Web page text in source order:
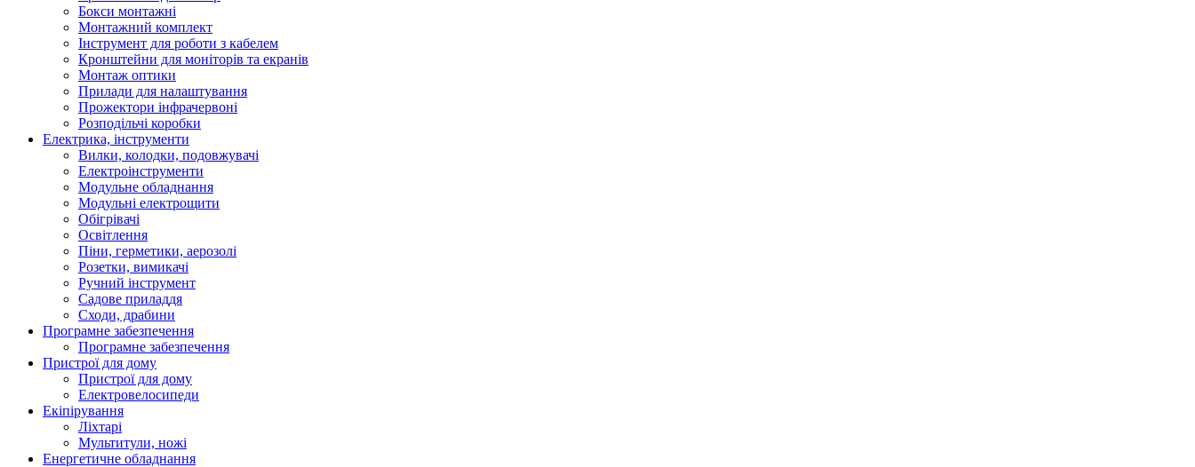
Бокси монтажні
Монтажний комплект
Інструмент для роботи з кабелем
Кронштейни для моніторів та екранів
Монтаж оптики
Прилади для налаштування
Прожектори інфрачервоні
Розподільчі коробки
Електрика, інструменти
Вилки, колодки, подовжувачі
Електроінструменти
Модульне обладнання
Модульні електрощити
Обігрівачі
Освітлення
Піни, герметики, аерозолі
Розетки, вимикачі
Ручний інструмент
Садове приладдя
Сходи, драбини
Програмне забезпечення
Програмне забезпечення
Пристрої для дому
Пристрої для дому
Електровелосипеди
Екіпірування
Ліхтарі
Мультитули, ножі
Енергетичне обладнання